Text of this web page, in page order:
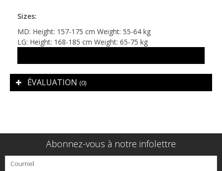
Sizes:
MD: Height: 157-175 cm Weight: 55-64 kg
LG: Height: 168-185 cm Weight: 65-75 kg
ÉVALUATION (0)
Abonnez-vous à notre infolettre